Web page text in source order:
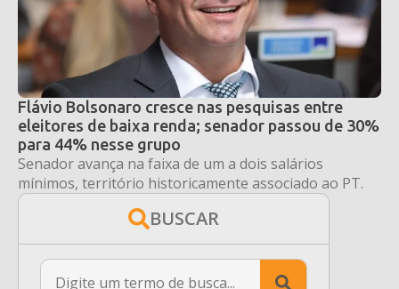
Flávio Bolsonaro cresce nas pesquisas entre
eleitores de baixa renda; senador passou de 30%
para 44% nesse grupo
Senador avança na faixa de um a dois salários
mínimos, território historicamente associado ao PT.
BUSCAR
Search